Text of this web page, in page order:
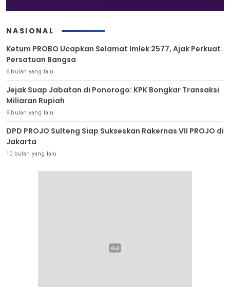
NASIONAL
Ketum PROBO Ucapkan Selamat Imlek 2577, Ajak Perkuat
Persatuan Bangsa
6 bulan yang lalu
Jejak Suap Jabatan di Ponorogo: KPK Bongkar Transaksi
Miliaran Rupiah
9 bulan yang lalu
DPD PROJO Sulteng Siap Sukseskan Rakernas VII PROJO di
Jakarta
10 bulan yang lalu